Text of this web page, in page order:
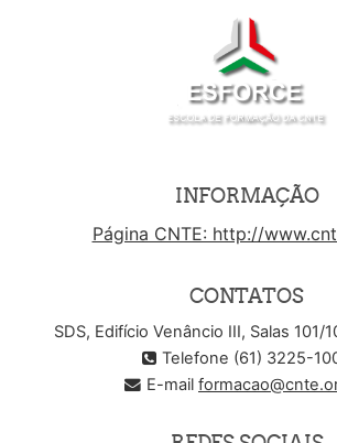
INFORMAÇÃO
Página CNTE: http://
CONTATOS
SDS, Edifício Venâncio III, Salas 101/
Telefone (61) 3225-
E-mail